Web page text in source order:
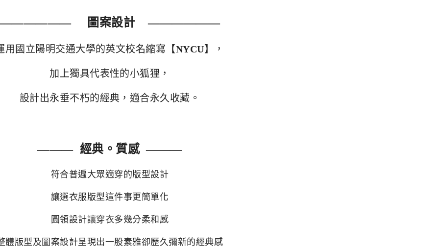
—————— 圖案設計 ——————
用國立陽明交通大學的英文校名縮寫【NYCU】，
加上獨具代表性的小狐狸，
設計出永垂不朽的經典，適合永久收藏。
——— 經典。質感 ———
符合普遍大眾適穿的版型設計
讓選衣服版型這件事更簡單化
圓領設計讓穿衣多幾分柔和感
體版型及圖案設計呈現出一股素雅卻歷久彌新的經典感